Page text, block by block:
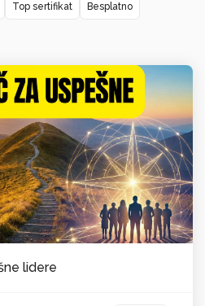
Top sertifikat Besplatno
lidere